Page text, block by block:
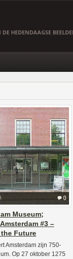
HEDENDAAGSE
0
Museum;
#3 –
Future
Amsterdam zijn 750-
Op 27 oktober 1275